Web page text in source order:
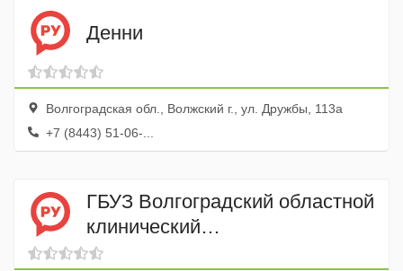
Денни
Волгоградская обл., Волжский г., ул. Дружбы, 113а
+7 (8443) 51-06-...
ГБУЗ Волгоградский областной
клинический
противотуберкулезный